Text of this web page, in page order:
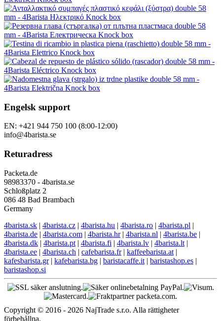
Engelsk support
EN: +421 944 750 100 (8:00-12:00)
info@4barista.se
Returadress
Packeta.de
98983370 - 4barista.se
Schloßplatz 2
086 48 Bad Brambach
Germany
4barista.sk | 4barista.cz | 4barista.hu | 4barista.ro | 4barista.pl |
4barista.de | 4barista.com | 4barista.hr| 4barista.nl | 4barista.be |
4barista.dk | 4barista.pt | 4barista.fi | 4barista.lv | 4barista.lt |
4barista.ee | 4barista.ch | cafebarista.fr| kaffeebarista.at |
kafesbarista.gr| kafebarista.bg | baristacaffe.it | baristashop.es |
baristashop.si
Copyright © 2016 - 2026 NajTrade s.r.o. Alla rättigheter
förbehållna.